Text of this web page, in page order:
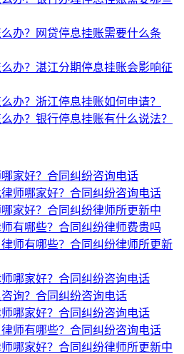
办？网贷停息挂账需要什么条
办？湛江分期停息挂账会影响征
办？浙江停息挂账如何申请？
办？银行停息挂账有什么说法？
家好？合同纠纷咨询电话
师哪家好？合同纠纷咨询电话
家好？合同纠纷律师所更新中
有哪些？合同纠纷律师费贵吗
师有哪些？合同纠纷律师所更新
哪家好？合同纠纷咨询电话
询？合同纠纷咨询电话
哪家好？合同纠纷咨询电话
师有哪些？合同纠纷咨询电话
哪家好？合同纠纷律师所更新中